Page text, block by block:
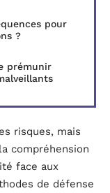
pour
?
prémunir
risques, mais
compréhension
face aux
de défense